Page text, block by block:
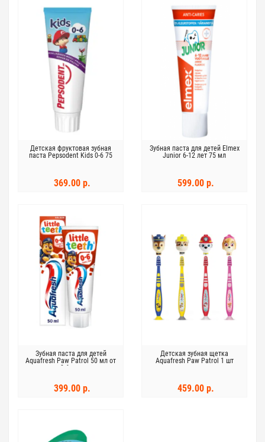
Детская фруктовая зубная
паста Pepsodent Kids 0-6 75
369.00 р.
Зубная паста для детей Elmex
Junior 6-12 лет 75 мл
599.00 р.
Зубная паста для детей
Aquafresh Paw Patrol 50 мл от
0-6 лет
399.00 р.
Детская зубная щетка
Aquafresh Paw Patrol 1 шт
459.00 р.